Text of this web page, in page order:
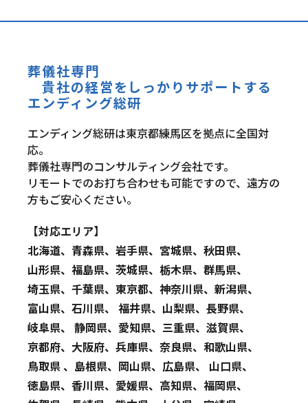
葬儀社専門
貴社の経営をしっかりサポートする
エンディング総研
エンディング総研は東京都練馬区を拠点に全国対
応。
葬儀社専門のコンサルティング会社です。
リモートでのお打ち合わせも可能ですので、遠方の
方もご安心ください。
【対応エリア】
北海道、青森県、岩手県、宮城県、秋田県、
山形県、福島県、茨城県、栃木県、群馬県、
埼玉県、千葉県、東京都、神奈川県、新潟県、
富山県、石川県、 福井県、山梨県、長野県、
岐阜県、 静岡県、愛知県、三重県、滋賀県、
京都府、大阪府、兵庫県、奈良県、和歌山県、
鳥取県 、島根県、岡山県、広島県、 山口県、
徳島県、香川県、愛媛県、高知県、福岡県、